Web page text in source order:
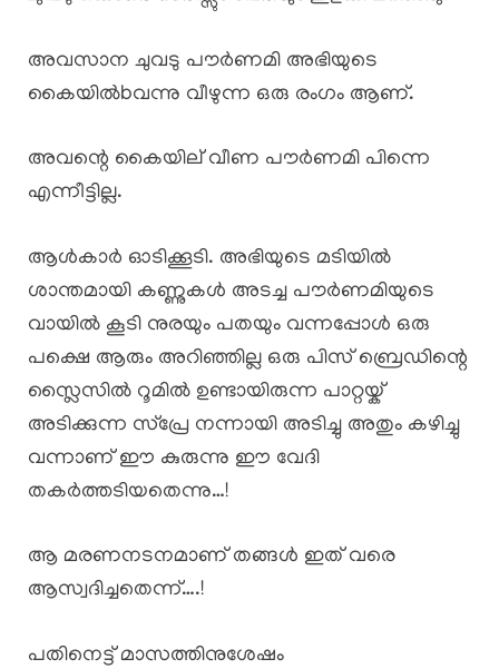
അവസാന ചുവടു പൗർണമി അഭിയുടെ
കൈയിൽbവന്നു വീഴുന്ന ഒരു രംഗം ആണ്.
അവന്റെ കൈയില് വീണ പൗർണമി പിന്നെ
എന്നീട്ടില്ല.
ആൾകാർ ഓടിക്കൂടി. അഭിയുടെ മടിയിൽ
ശാന്തമായി കണ്ണുകൾ അടച്ച പൗർണമിയുടെ
വായിൽ കൂടി നുരയും പതയും വന്നപ്പോൾ ഒരു
പക്ഷെ ആരും അറിഞ്ഞില്ല ഒരു പിസ് ബ്രെഡിന്റെ
സ്ലൈസിൽ റൂമിൽ ഉണ്ടായിരുന്ന പാറ്റയ്ക്
അടിക്കുന്ന സ്പ്രേ നന്നായി അടിച്ചു അതും കഴിച്ചു
വന്നാണ് ഈ കുരുന്നു ഈ വേദി
തകർത്തടിയതെന്നു…!
ആ മരണനടനമാണ് തങ്ങൾ ഇത് വരെ
ആസ്വദിച്ചതെന്ന്….!
പതിനെട്ട് മാസത്തിനുശേഷം